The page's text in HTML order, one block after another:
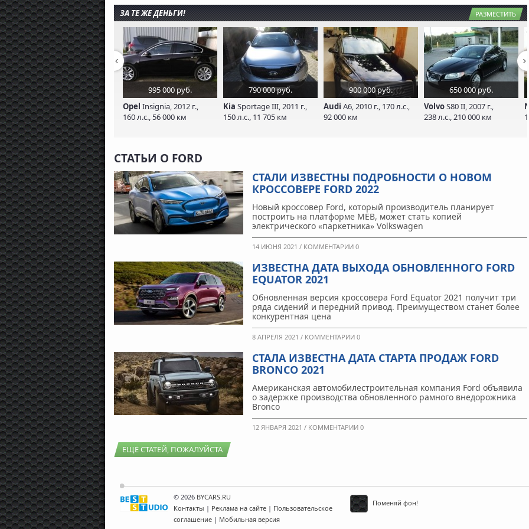
ЗА ТЕ ЖЕ ДЕНЬГИ! РАЗМЕСТИТЬ
995 000 руб.
Opel Insignia, 2012 г.,
160 л.с., 56 000 км
790 000 руб.
Kia Sportage III, 2011 г.,
150 л.с., 11 705 км
900 000 руб.
Audi A6, 2010 г., 170 л.с.,
92 000 км
650 000 руб.
VolvoS80 II, 2007 г.,
238 л.с., 210 000 км
СТАТЬИ О FORD
СТАЛИ ИЗВЕСТНЫ ПОДРОБНОСТИ О НОВОМ
КРОССОВЕРЕ FORD 2022
Новый кроссовер Ford, который производитель планирует
построить на платформе MEB, может стать копией
электрического «паркетника» Volkswagen
14 ИЮНЯ 2021 / КОММЕНТАРИИ 0
ИЗВЕСТНА ДАТА ВЫХОДА ОБНОВЛЕННОГО FORD
EQUATOR 2021
Обновленная версия кроссовера Ford Equator 2021 получит три
ряда сидений и передний привод. Преимуществом станет более
конкурентная цена
8 АПРЕЛЯ 2021 / КОММЕНТАРИИ 0
СТАЛА ИЗВЕСТНА ДАТА СТАРТА ПРОДАЖ FORD
BRONCO 2021
Американская автомобилестроительная компания Ford объявила
о задержке производства обновленного рамного внедорожника
Bronco
12 ЯНВАРЯ 2021 / КОММЕНТАРИИ 0
ЕЩЁ СТАТЕЙ, ПОЖАЛУЙСТА
Поменяй фон!
© 2026 BYCARS.RU
Контакты | Реклама на сайте | Пользовательское
соглашение | Мобильная версия